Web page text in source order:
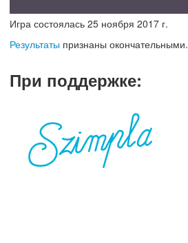
Игра состоялась 25 ноября 2017 г.
Результаты признаны окончательными.
При поддержке: